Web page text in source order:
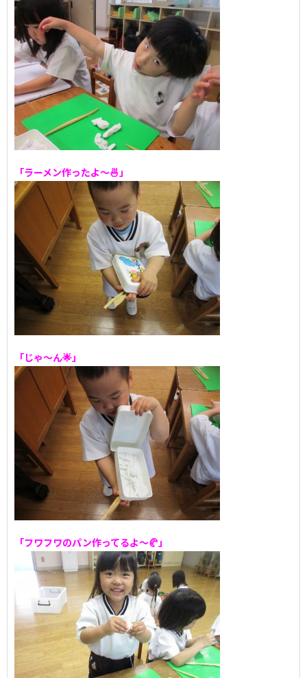
「ラーメン作ったよ～🍜」
「じゃ～ん🌟」
「フワフワのパン作ってるよ～🥐」